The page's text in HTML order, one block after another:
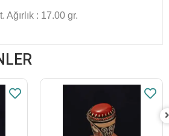
Ağırlık : 17.00 gr.